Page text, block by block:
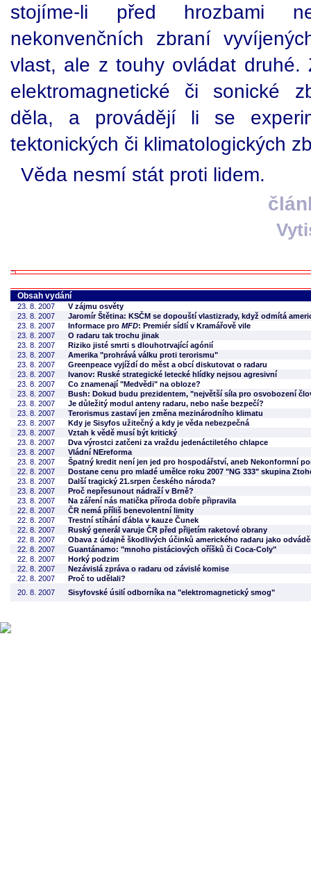
stojíme-li před hrozbami
nekonvenčních zbraní
vlast, ale z touhy ovládat druhé.
elektromagnetické či sonické
děla, a provádějí li se
tektonických či klimatologických
Věda nesmí stát proti lidem.
Obsah vydání
23. 8. 2007
V zájmu osvěty
23. 8. 2007
Jaromír Štětina: KSČM se dopouští vlastizrady, když odmítá
23. 8. 2007
Informace pro MFD: Premiér sídlí v Kramářově vile
23. 8. 2007
O radaru tak trochu jinak
23. 8. 2007
Riziko jisté smrti s dlouhotrvající agónií
23. 8. 2007
Amerika "prohrává válku proti terorismu"
23. 8. 2007
Greenpeace vyjíždí do měst a obcí diskutovat o radaru
23. 8. 2007
Ivanov: Ruské strategické letecké hlídky nejsou agresivní
23. 8. 2007
Co znamenají "Medvědi" na obloze?
23. 8. 2007
Bush: Dokud budu prezidentem, "největší síla pro osvobození
23. 8. 2007
Je důležitý modul anteny radaru, nebo naše bezpečí?
23. 8. 2007
Terorismus zastaví jen změna mezinárodního klimatu
23. 8. 2007
Kdy je Sisyfos užitečný a kdy je věda nebezpečná
23. 8. 2007
Vztah k vědě musí být kritický
23. 8. 2007
Dva výrostci zatčeni za vraždu jedenáctiletého chlapce
23. 8. 2007
Vládní NEreforma
23. 8. 2007
Špatný kredit není jen jed pro hospodářství, aneb Nekonformní
22. 8. 2007
Dostane cenu pro mladé umělce roku 2007 "NG 333" skupina
23. 8. 2007
Další tragický 21.srpen českého národa?
23. 8. 2007
Proč nepřesunout nádraží v Brně?
23. 8. 2007
Na záření nás matička příroda dobře připravila
22. 8. 2007
ČR nemá příliš benevolentní limity
22. 8. 2007
Trestní stíhání ďábla v kauze Čunek
22. 8. 2007
Ruský generál varuje ČR před přijetím raketové obrany
22. 8. 2007
Obava z údajně škodlivých účinků amerického radaru jako
22. 8. 2007
Guantánamo: "mnoho pistáciových oříšků či Coca-Coly"
22. 8. 2007
Horký podzim
22. 8. 2007
Nezávislá zpráva o radaru od závislé komise
22. 8. 2007
Proč to udělali?
20. 8. 2007
Sisyfovské úsilí odborníka na "elektromagnetický smog"